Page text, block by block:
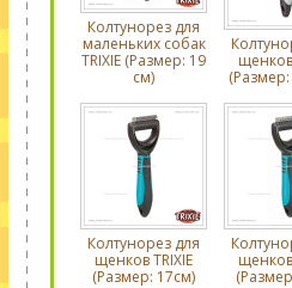
Колтунорез для
маленьких собак
TRIXIE (Размер: 19
см)
щенков
Колтунорез для
щенков TRIXIE
(Размер: 17см)
щенков